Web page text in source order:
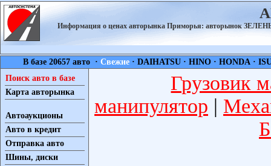
Информация о ценах авторынка Приморья: авторынок
В базе 20657 авто ·Свежие ·DAIHATSU ·HINO ·HONDA ·
Поиск авто в базе
Карта авторынка
Автоаукционы
Авто в кредит
Отправка авто
Шины, диски
Грузовик
манипулятор |